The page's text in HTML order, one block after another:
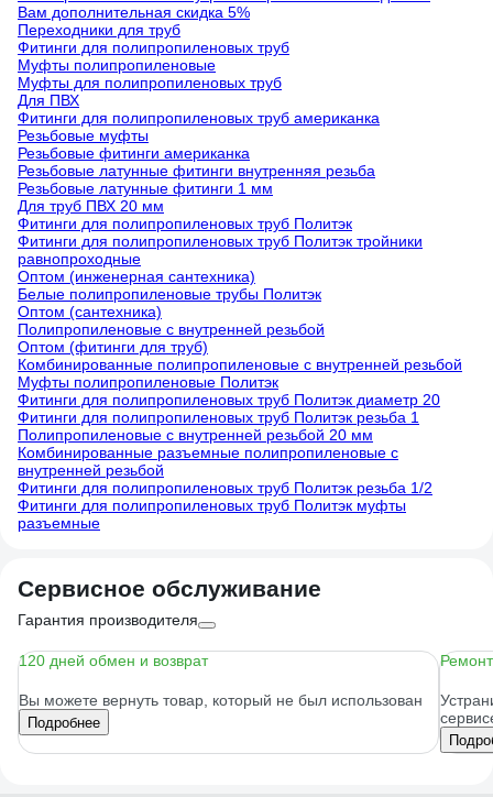
Вам дополнительная скидка 5%
Переходники для труб
Фитинги для полипропиленовых труб
Муфты полипропиленовые
Муфты для полипропиленовых труб
Для ПВХ
Фитинги для полипропиленовых труб американка
Резьбовые муфты
Резьбовые фитинги американка
Резьбовые латунные фитинги внутренняя резьба
Резьбовые латунные фитинги 1 мм
Для труб ПВХ 20 мм
Фитинги для полипропиленовых труб Политэк
Фитинги для полипропиленовых труб Политэк тройники
равнопроходные
Оптом (инженерная сантехника)
Белые полипропиленовые трубы Политэк
Оптом (сантехника)
Полипропиленовые с внутренней резьбой
Оптом (фитинги для труб)
Комбинированные полипропиленовые с внутренней резьбой
Муфты полипропиленовые Политэк
Фитинги для полипропиленовых труб Политэк диаметр 20
Фитинги для полипропиленовых труб Политэк резьба 1
Полипропиленовые с внутренней резьбой 20 мм
Комбинированные разъемные полипропиленовые с
внутренней резьбой
Фитинги для полипропиленовых труб Политэк резьба 1/2
Фитинги для полипропиленовых труб Политэк муфты
разъемные
Сервисное обслуживание
Гарантия производителя
120 дней обмен и возврат
Вы можете вернуть товар, который не был использован
Подробнее